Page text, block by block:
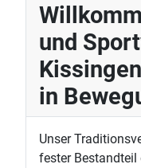
und
in
Unser
fester Bestandteil